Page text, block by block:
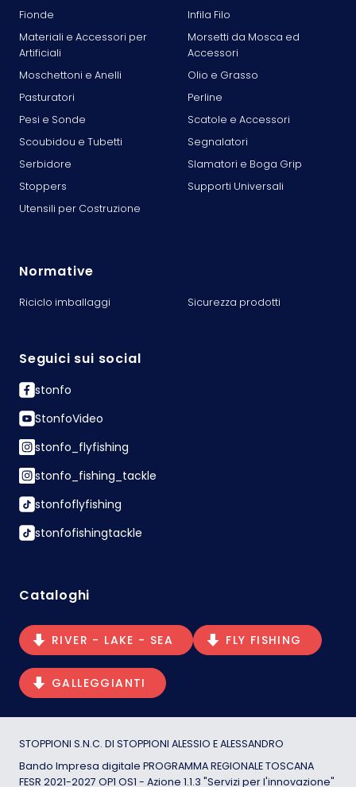
Fionde
Infila Filo
Materiali e Accessori per
Artificiali
Morsetti da Mosca ed
Accessori
Moschettoni e Anelli
Olio e Grasso
Pasturatori
Perline
Pesi e Sonde
Scatole e Accessori
Scoubidou e Tubetti
Segnalatori
Serbidore
Slamatori e Boga Grip
Stoppers
Supporti Universali
Utensili per Costruzione
Normative
Riciclo imballaggi Sicurezza prodotti
Seguici sui social
stonfo
StonfoVideo
stonfo_flyfishing
stonfo_fishing_tackle
stonfoflyfishing
stonfofishingtackle
Cataloghi
RIVER - LAKE - SEA FLY FISHING
GALLEGGIANTI
STOPPIONI S.N.C. DI STOPPIONI ALESSIO E ALESSANDRO
Bando Impresa digitale PROGRAMMA REGIONALE TOSCANA
FESR 2021-2027 OP1 OS1 - Azione 1.1.3 "Servizi per l'innovazione"